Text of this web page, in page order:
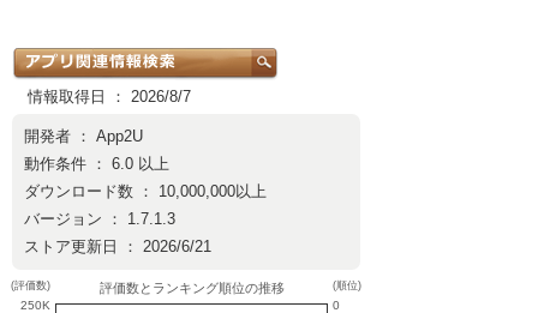
情報取得日 ： 2026/8/7
開発者 ： App2U
動作条件 ： 6.0 以上
ダウンロード数 ： 10,000,000以上
バージョン ： 1.7.1.3
ストア更新日 ： 2026/6/21
(評価数)
250K
評価数とランキング順位の推移 (順位)
0